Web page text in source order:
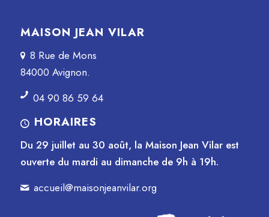
MAISON JEAN VILAR
8 Rue de Mons
84000 Avignon.
04 90 86 59 64
HORAIRES
Du 29 juillet au 30 août, la Maison Jean Vilar est
ouverte du mardi au dimanche de 9h à 19h.
accueil@maisonjeanvilar.org